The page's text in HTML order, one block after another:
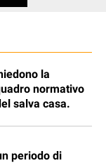
la
normativo
salva casa.
periodo di